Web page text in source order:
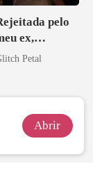
pelo
ex,
pelo
Petal
Abrir